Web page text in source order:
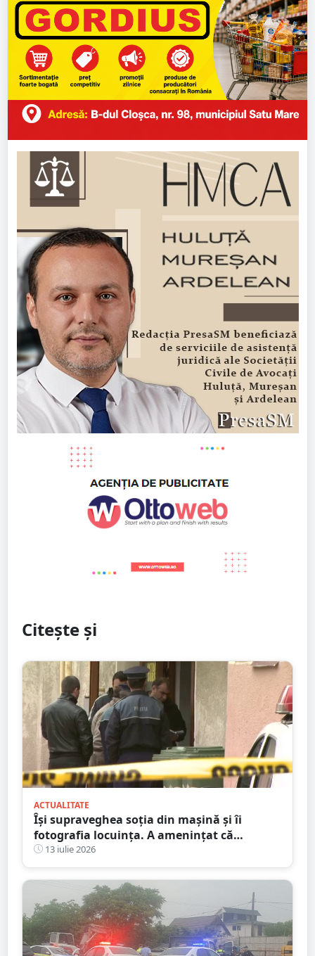
Citește și
ACTUALITATE
Își supraveghea soția din mașină și îi
fotografia locuința. A amenințat că
incendiază mașina ”amantului”
13 iulie 2026